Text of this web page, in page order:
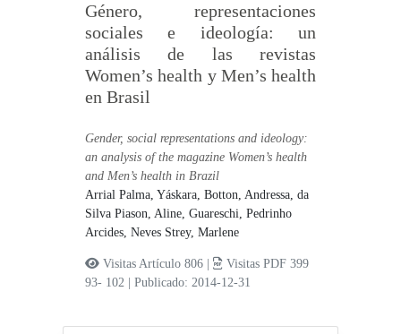
Género, representaciones
sociales e ideología: un
análisis de las revistas
Women’s health y Men’s health
en Brasil
Gender, social representations and ideology:
an analysis of the magazine Women’s health
and Men’s health in Brazil
Arrial Palma, Yáskara,Botton, Andressa,da
Silva Piason, Aline,Guareschi, Pedrinho
Arcides,Neves Strey, Marlene
Visitas Artículo 806 |
Visitas PDF 399
93- 102
|Publicado: 2014-12-31